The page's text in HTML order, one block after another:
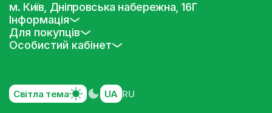
Інформація
Для покупців
Особистий кабінет
м. Київ, Дніпровська набережна, 16Г
Світла тема UA RU